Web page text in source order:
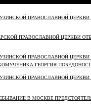
ПРАВОСЛАВНОЙ
ПРАВОСЛАВНОЙ ЦЕРКВИ
ПРАВОСЛАВНОЙ
ГЕОРГИЯ
ПРАВОСЛАВНОЙ
В МОСКВЕ